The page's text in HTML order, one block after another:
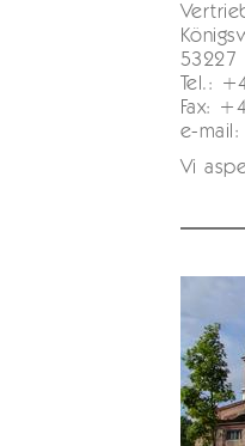
53227
Tel.:
Fax:
e-
Vi